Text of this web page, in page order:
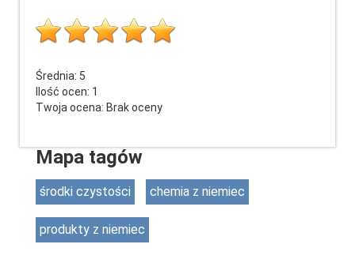
Średnia: 5
Ilość ocen: 1
Twoja ocena: Brak oceny
Mapa tagów
środki czystości chemia z niemiec
produkty z niemiec